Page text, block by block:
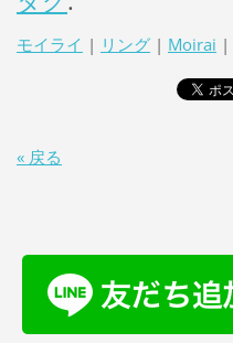
モイライ | リング | Moirai |
« 戻る